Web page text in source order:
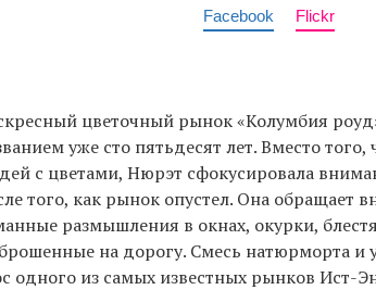
Facebook Flickr
цветочный рынок «Колумбия
уже сто пятьдесят лет. Вместо
с цветами, Нюрэт сфокусировала
того, как рынок опустел. Она обращает
размышления в окнах, окурки,
на дорогу. Смесь натюрморта и
одного из самых известных рынков Ист-